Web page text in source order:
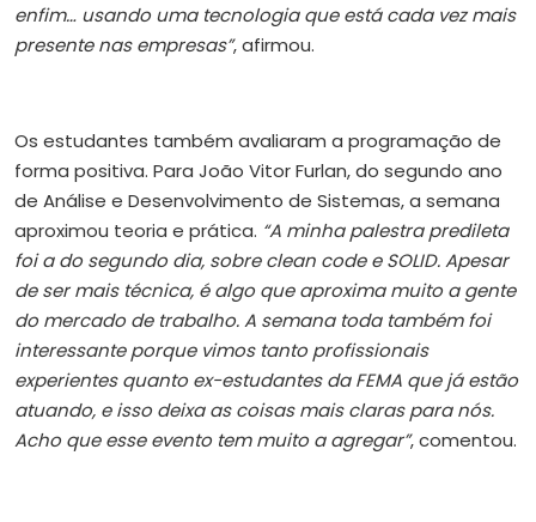
enfim… usando uma tecnologia que está cada vez mais
presente nas empresas”, afirmou.
Os estudantes também avaliaram a programação de
forma positiva. Para João Vitor Furlan, do segundo ano
de Análise e Desenvolvimento de Sistemas, a semana
aproximou teoria e prática. “A minha palestra predileta
foi a do segundo dia, sobre clean code e SOLID. Apesar
de ser mais técnica, é algo que aproxima muito a gente
do mercado de trabalho. A semana toda também foi
interessante porque vimos tanto profissionais
experientes quanto ex-estudantes da FEMA que já estão
atuando, e isso deixa as coisas mais claras para nós.
Acho que esse evento tem muito a agregar”, comentou.